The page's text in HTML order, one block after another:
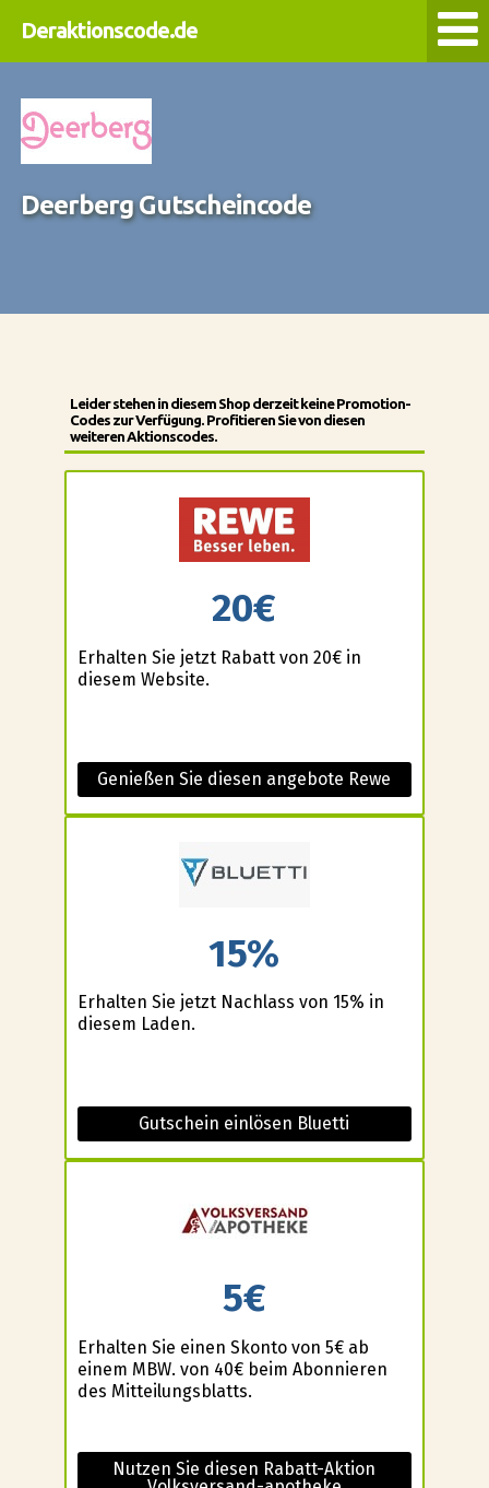
Deraktionscode.de
Deerberg Gutscheincode
Leider stehen in diesem Shop derzeit keine Promotion-
Codes zur Verfügung. Profitieren Sie von diesen
weiteren Aktionscodes.
20€
Erhalten Sie jetzt Rabatt von 20€ in
diesem Website.
Genießen Sie diesen angebote Rewe
15%
Erhalten Sie jetzt Nachlass von 15% in
diesem Laden.
Gutschein einlösen Bluetti
5€
Erhalten Sie einen Skonto von 5€ ab
einem MBW. von 40€ beim Abonnieren
des Mitteilungsblatts.
Nutzen Sie diesen Rabatt-Aktion